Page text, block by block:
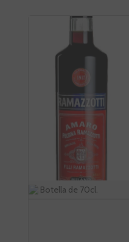
Botella de 70cl.